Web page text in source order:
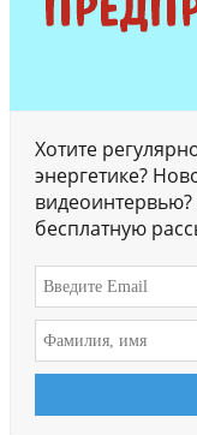
Хотите
энергетике?
бесплатную